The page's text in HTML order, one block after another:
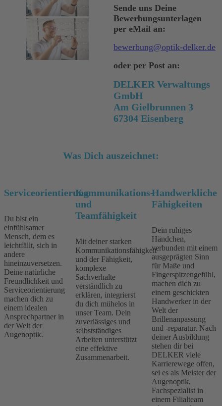
Sende uns Deine
Bewerbungsunterlagen
per eMail an:
bewerbung@optik-delker.de
oder per Post an:
DELKER Verwaltungs
GmbH
Am Gielbrunnen 3
67304 Eisenberg
Was Dich auszeichnet:
Serviceorientierung
Du bist ein
einfühlsamer
Mensch, dem es
leichtfällt, sich in
andere
hineinzuversetzen.
Deine natürliche
Freundlichkeit und
Serviceorientierung
machen dich zu
einem idealen
Ansprechpartner in
der Welt der
Augenoptik.
Kommunikations-
und
Teamfähigkeit
Mit deiner starken
Kommunikationsfähigkeit
und der Fähigkeit,
komplexe
Sachverhalte
verständlich zu
erklären, integrierst
du dich mühelos in
unser Team. Dein
zuverlässiges und
selbstständiges
Arbeiten unterstützt
eine effektive
Zusammenarbeit.
Handwerkliche
Fähigkeiten
Dein ruhiges
Händchen,
verbunden mit einem
ausgeprägten Sinn
für Maße und
Fingerspitzengefühl,
machen dich zu
einem geschickten
Handwerker in der
Welt der
Brillenanpassung
und -reparatur. Nach
deiner Ausbildung
stehen dir bei
DELKER viele
Karrierewege offen,
sei es als Meister der
Augenoptik,
Fachspezialist in
einem Filialteam